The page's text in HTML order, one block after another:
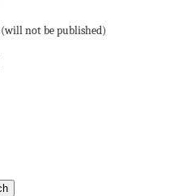
(will not be published)